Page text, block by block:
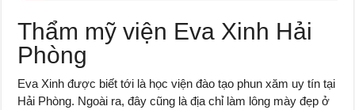
Thẩm mỹ viện Eva Xinh Hải
Phòng
Eva Xinh được biết tới là học viện đào tạo phun xăm uy tín tại
Hải Phòng. Ngoài ra, đây cũng là địa chỉ làm lông mày đẹp ở